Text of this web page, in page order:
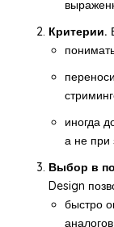
Критерии.
иногда
а не при
Выбор в
Design
быстро